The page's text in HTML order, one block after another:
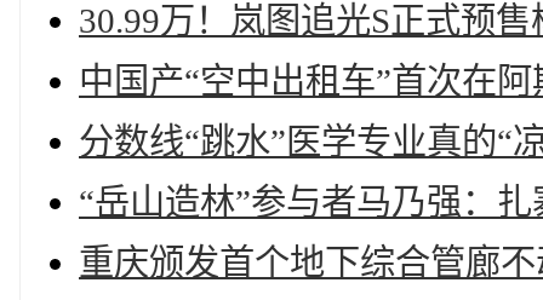
30.99万！岚图追光S正式预
中国产“空中出租车”首次在
分数线“跳水”医学专业真的“
“岳山造林”参与者马乃强：
重庆颁发首个地下综合管廊